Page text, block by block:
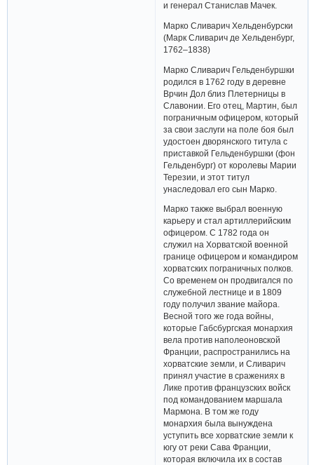
и генерал Станислав Мачек.
Марко Сливарич Хельденбурски
(Марк Сливарич де Хельденбург,
1762–1838)
Марко Сливарич Гельденбуршки
родился в 1762 году в деревне
Врчин Дол близ Плетерницы в
Славонии. Его отец, Мартин, был
пограничным офицером, который
за свои заслуги на поле боя был
удостоен дворянского титула с
приставкой Гельденбуршки (фон
Гельденбург) от королевы Марии
Терезии, и этот титул
унаследовал его сын Марко.
Марко также выбрал военную
карьеру и стал артиллерийским
офицером. С 1782 года он
служил на Хорватской военной
границе офицером и командиром
хорватских пограничных полков.
Со временем он продвигался по
служебной лестнице и в 1809
году получил звание майора.
Весной того же года войны,
которые Габсбургская монархия
вела против наполеоновской
Франции, распространились на
хорватские земли, и Сливарич
принял участие в сражениях в
Лике против французских войск
под командованием маршала
Мармона. В том же году
монархия была вынуждена
уступить все хорватские земли к
югу от реки Сава Франции,
которая включила их в состав